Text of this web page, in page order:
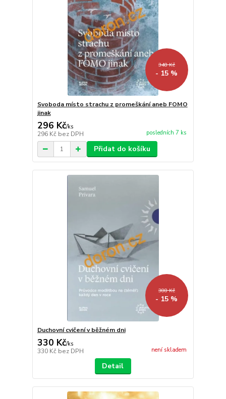
348 Kč
- 15 %
Svoboda místo strachu z promeškání aneb FOMO
jinak
296 Kč/ks
296 Kč bez DPH posledních 7 ks
Přidat do košíku
388 Kč
- 15 %
Duchovní cvičení v běžném dni
330 Kč/ks
330 Kč bez DPH není skladem
Detail